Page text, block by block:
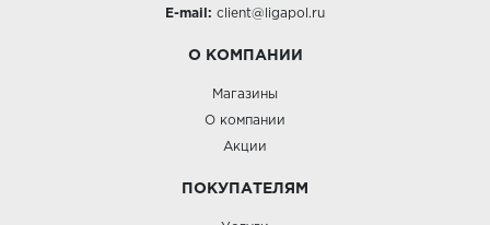
E-mail: client@ligapol.ru
О КОМПАНИИ
Магазины
О компании
Акции
ПОКУПАТЕЛЯМ